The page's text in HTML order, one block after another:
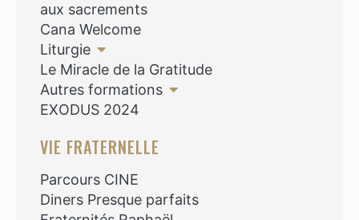
aux sacrements
Cana Welcome
Liturgie
Le Miracle de la Gratitude
Autres formations
EXODUS 2024
VIE FRATERNELLE
Parcours CINE
Diners Presque parfaits